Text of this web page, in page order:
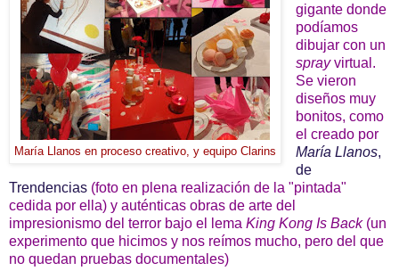
María Llanos en proceso creativo, y equipo Clarins
gigante donde
podíamos
dibujar con un
sprayvirtual.
Se vieron
diseños muy
bonitos, como
el creado por
María Llanos,
de
Trendencias (foto en plena realización de la "pintada"
cedida por ella) y auténticas obras de arte del
impresionismo del terror bajo el lema King Kong Is Back(un
experimento que hicimos y nos reímos mucho, pero del que
no quedan pruebas documentales)